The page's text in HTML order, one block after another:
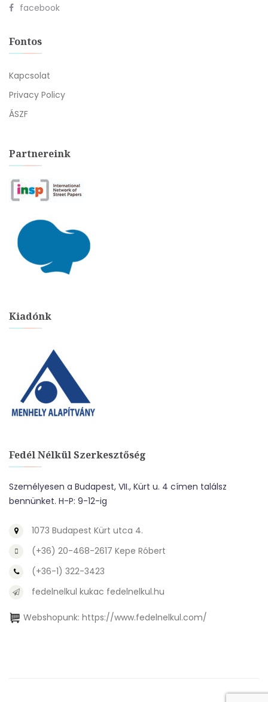
facebook
Fontos
Kapcsolat
Privacy Policy
ÁSZF
Partnereink
Kiadónk
Fedél Nélkül Szerkesztőség
Személyesen a Budapest, VII., Kürt u. 4 címen találsz
bennünket. H-P: 9-12-ig
1073 Budapest Kürt utca 4.
(+36) 20-468-2617 Kepe Róbert
(+36-1) 322-3423
fedelnelkul kukac fedelnelkul.hu
Webshopunk: https://www.fedelnelkul.com/